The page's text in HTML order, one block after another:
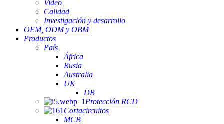
Video
Calidad
Investigación y desarrollo
OEM, ODM y OBM
Productos
País
África
Rusia
Australia
UK
DB
Protección RCD
Cortacircuitos
MCB